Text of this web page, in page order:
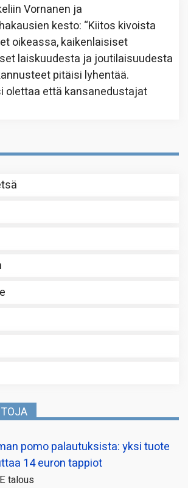
Vornanen ja
kesto: “Kiitos kivoista
oikeassa, kaikenlaisiset
laiskuudesta ja joutilaisuudesta
pitäisi lyhentää.
olettaa että kansanedustajat
pomo palautuksista: yksi tuote
14 euron tappiot
talous